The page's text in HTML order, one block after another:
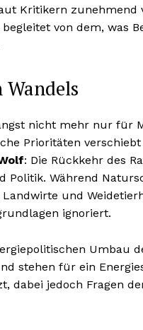
Kritikern
von dem, was
Wandels
nicht mehr nur für
Prioritäten
: Die Rückkehr des
Während
und
ignoriert.
Umbau
stehen für ein
dabei jedoch Fragen